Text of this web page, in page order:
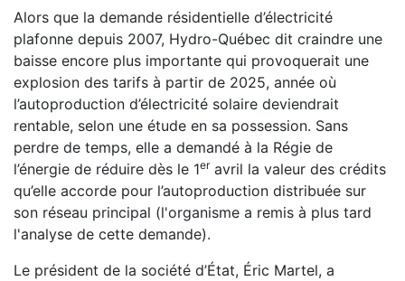
Alors que la demande résidentielle d’électricité
plafonne depuis 2007, Hydro-Québec dit craindre une
baisse encore plus importante qui provoquerait une
explosion des tarifs à partir de 2025, année où
l’autoproduction d’électricité solaire deviendrait
rentable, selon une étude en sa possession. Sans
perdre de temps, elle a demandé à la Régie de
l’énergie de réduire dès le 1eravril la valeur des crédits
qu’elle accorde pour l’autoproduction distribuée sur
son réseau principal (l'organisme a remis à plus tard
l'analyse de cette demande).
Le président de la société d’État, Éric Martel, a